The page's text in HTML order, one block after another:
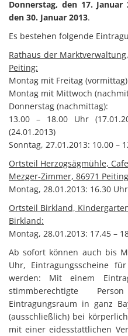
Donnerstag, den 17. Januar
den 30. Januar 2013.
Es bestehen folgende
Rathaus der
Peiting:
Montag mit Freitag
Montag mit Mittwoch
Donnerstag (nachmittag):
13.00 – 18.00 Uhr
(24.01.2013)
Sonntag, 27.01.2013: 10.00 –
Ortsteil Herzogsägmühle,
Mezger-Zimmer, 86971
Montag, 28.01.2013: 16.30
Ortsteil Birkland,
Birkland:
Montag, 28.01.2013: 17.45 –
Ab sofort können auch bis
Uhr, Eintragungsscheine
werden: Mit einem
stimmberechtigte
Eintragungsraum in ganz
(ausschließlich) bei
mit einer eidesstattlichen